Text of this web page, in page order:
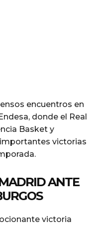
encuentros en
donde el Real
Basket y
victorias
ANTE
victoria